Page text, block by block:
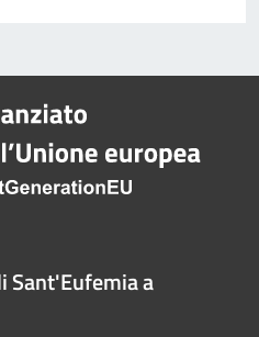
Sant'Eufemia a